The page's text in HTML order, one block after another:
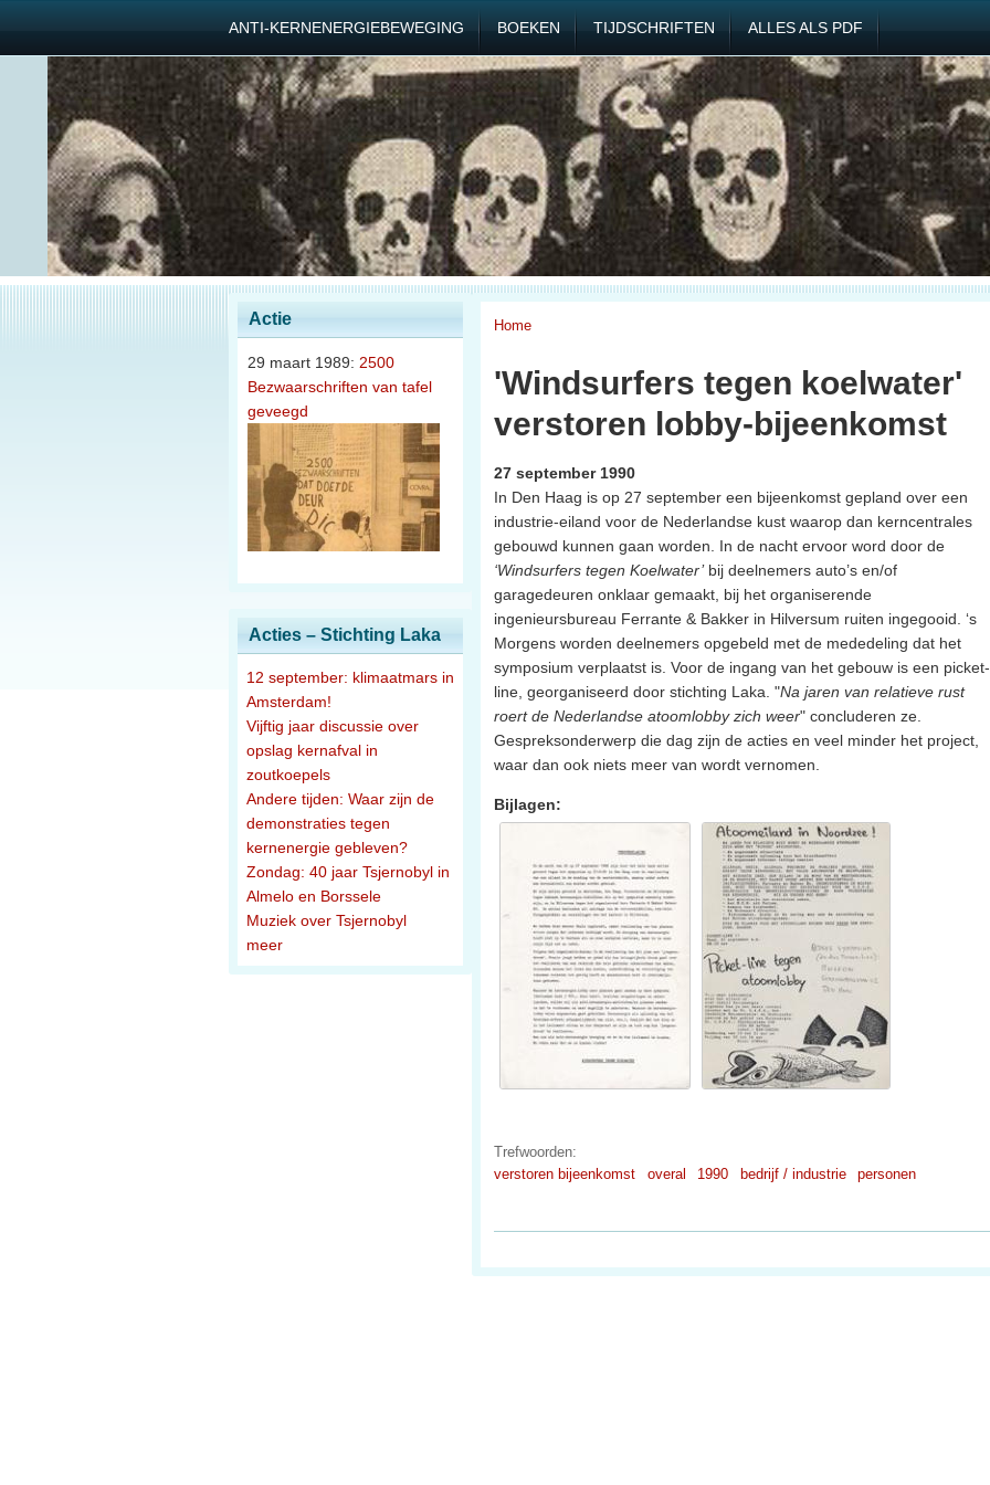
ANTI-KERNENERGIEBEWEGING BOEKEN TIJDSCHRIFTEN ALLES ALS PDF
Actie
29 maart 1989: 2500
Bezwaarschriften van tafel
geveegd
Acties – Stichting Laka
12 september: klimaatmars in
Amsterdam!
Vijftig jaar discussie over
opslag kernafval in
zoutkoepels
Andere tijden: Waar zijn de
demonstraties tegen
kernenergie gebleven?
Zondag: 40 jaar Tsjernobyl in
Almelo en Borssele
Muziek over Tsjernobyl
meer
Home
'Windsurfers tegen koelwater'
verstoren lobby-bijeenkomst
27 september 1990
In Den Haag is op 27 september een bijeenkomst gepland over een
industrie-eiland voor de Nederlandse kust waarop dan kerncentrales
gebouwd kunnen gaan worden. In de nacht ervoor word door de
‘Windsurfers tegen Koelwater’bij deelnemers auto’s en/of
garagedeuren onklaar gemaakt, bij het organiserende
ingenieursbureau Ferrante & Bakker in Hilversum ruiten ingegooid. ‘s
Morgens worden deelnemers opgebeld met de mededeling dat het
symposium verplaatst is. Voor de ingang van het gebouw is een picket-
line, georganiseerd door stichting Laka. "Na jaren van relatieve rust
roert de Nederlandse atoomlobby zich weer" concluderen ze.
Gespreksonderwerp die dag zijn de acties en veel minder het project,
waar dan ook niets meer van wordt vernomen.
Bijlagen:
Trefwoorden:
verstoren bijeenkomst
overal 1990 bedrijf / industrie personen